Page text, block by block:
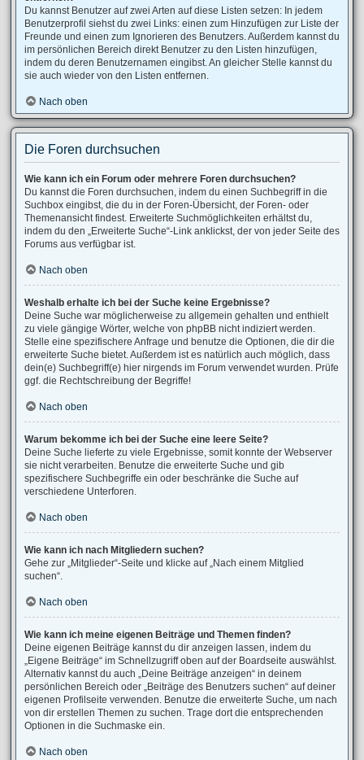
Du kannst Benutzer auf zwei Arten auf diese Listen setzen: In jedem
Benutzerprofil siehst du zwei Links: einen zum Hinzufügen zur Liste der
Freunde und einen zum Ignorieren des Benutzers. Außerdem kannst du
im persönlichen Bereich direkt Benutzer zu den Listen hinzufügen,
indem du deren Benutzernamen eingibst. An gleicher Stelle kannst du
sie auch wieder von den Listen entfernen.
Nach oben
Die Foren durchsuchen
Wie kann ich ein Forum oder mehrere Foren durchsuchen?
Du kannst die Foren durchsuchen, indem du einen Suchbegriff in die
Suchbox eingibst, die du in der Foren-Übersicht, der Foren- oder
Themenansicht findest. Erweiterte Suchmöglichkeiten erhältst du,
indem du den „Erweiterte Suche“-Link anklickst, der von jeder Seite des
Forums aus verfügbar ist.
Nach oben
Weshalb erhalte ich bei der Suche keine Ergebnisse?
Deine Suche war möglicherweise zu allgemein gehalten und enthielt
zu viele gängige Wörter, welche von phpBB nicht indiziert werden.
Stelle eine spezifischere Anfrage und benutze die Optionen, die dir die
erweiterte Suche bietet. Außerdem ist es natürlich auch möglich, dass
dein(e) Suchbegriff(e) hier nirgends im Forum verwendet wurden. Prüfe
ggf. die Rechtschreibung der Begriffe!
Nach oben
Warum bekomme ich bei der Suche eine leere Seite?
Deine Suche lieferte zu viele Ergebnisse, somit konnte der Webserver
sie nicht verarbeiten. Benutze die erweiterte Suche und gib
spezifischere Suchbegriffe ein oder beschränke die Suche auf
verschiedene Unterforen.
Nach oben
Wie kann ich nach Mitgliedern suchen?
Gehe zur „Mitglieder“-Seite und klicke auf „Nach einem Mitglied
suchen“.
Nach oben
Wie kann ich meine eigenen Beiträge und Themen finden?
Deine eigenen Beiträge kannst du dir anzeigen lassen, indem du
„Eigene Beiträge“ im Schnellzugriff oben auf der Boardseite auswählst.
Alternativ kannst du auch „Deine Beiträge anzeigen“ in deinem
persönlichen Bereich oder „Beiträge des Benutzers suchen“ auf deiner
eigenen Profilseite verwenden. Benutze die erweiterte Suche, um nach
von dir erstellen Themen zu suchen. Trage dort die entsprechenden
Optionen in die Suchmaske ein.
Nach oben